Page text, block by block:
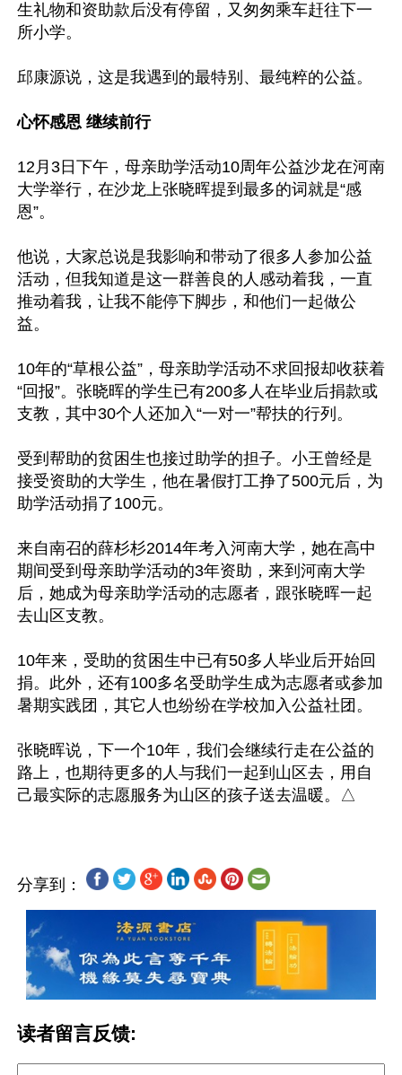
生礼物和资助款后没有停留，又匆匆乘车赶往下一
所小学。
邱康源说，这是我遇到的最特别、最纯粹的公益。
心怀感恩 继续前行
12月3日下午，母亲助学活动10周年公益沙龙在河南
大学举行，在沙龙上张晓晖提到最多的词就是“感
恩”。
他说，大家总说是我影响和带动了很多人参加公益
活动，但我知道是这一群善良的人感动着我，一直
推动着我，让我不能停下脚步，和他们一起做公
益。
10年的“草根公益”，母亲助学活动不求回报却收获着
“回报”。张晓晖的学生已有200多人在毕业后捐款或
支教，其中30个人还加入“一对一”帮扶的行列。
受到帮助的贫困生也接过助学的担子。小王曾经是
接受资助的大学生，他在暑假打工挣了500元后，为
助学活动捐了100元。
来自南召的薛杉杉2014年考入河南大学，她在高中
期间受到母亲助学活动的3年资助，来到河南大学
后，她成为母亲助学活动的志愿者，跟张晓晖一起
去山区支教。
10年来，受助的贫困生中已有50多人毕业后开始回
捐。此外，还有100多名受助学生成为志愿者或参加
暑期实践团，其它人也纷纷在学校加入公益社团。
张晓晖说，下一个10年，我们会继续行走在公益的
路上，也期待更多的人与我们一起到山区去，用自
分享到：
读者留言反馈: